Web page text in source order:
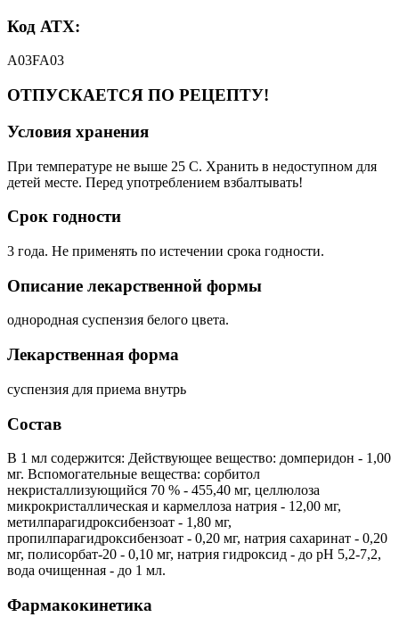
Код АТХ:
A03FA03
ОТПУСКАЕТСЯ ПО РЕЦЕПТУ!
Условия хранения
При температуре не выше 25 C. Хранить в недоступном для
детей месте. Перед употреблением взбалтывать!
Срок годности
3 года. Не применять по истечении срока годности.
Описание лекарственной формы
однородная суспензия белого цвета.
Лекарственная форма
суспензия для приема внутрь
Состав
В 1 мл содержится: Действующее вещество: домперидон - 1,00
мг. Вспомогательные вещества: сорбитол
некристаллизующийся 70 % - 455,40 мг, целлюлоза
микрокристаллическая и кармеллоза натрия - 12,00 мг,
метилпарагидроксибензоат - 1,80 мг,
пропилпарагидроксибензоат - 0,20 мг, натрия сахаринат - 0,20
мг, полисорбат-20 - 0,10 мг, натрия гидроксид - до pH 5,2-7,2,
вода очищенная - до 1 мл.
Фармакокинетика